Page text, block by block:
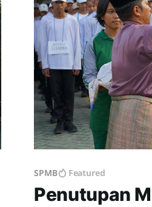
SPMB Featured
Penutupan